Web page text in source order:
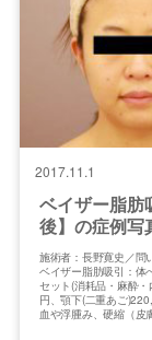
2017.11.1
ベイザー脂肪
後】の症例写
施術者：長野寛史／問
ベイザー脂肪吸引：体
セット(消耗品・麻酔
円、顎下(二重あご
血や浮腫み、硬縮（皮